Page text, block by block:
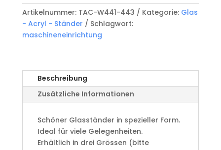
443
Menge
Artikelnummer: TAC-W441-443 Kategorie: Glas
- Acryl - Ständer
Schlagwort:
maschineneinrichtung
Beschreibung
Zusätzliche Informationen
Schöner Glasständer in spezieller Form.
Ideal für viele Gelegenheiten.
Erhältlich in drei Grössen (bitte